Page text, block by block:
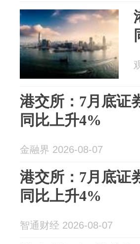
港交所：7月底证
同比上升4%
金融界 2026-08-07
港交所：7月底证
同比上升4%
智通财经 2026-08-07